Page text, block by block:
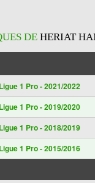
DE HERIAT
1 Pro - 2021/2022
1 Pro - 2019/2020
1 Pro - 2018/2019
1 Pro - 2015/2016